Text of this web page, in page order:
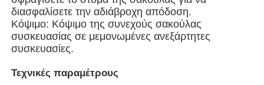
Νέα
Υποθέσεις
διασφαλίσετε την αδιάβροχη απόδοση.
Κόψιμο: Κόψιμο της συνεχούς σακούλας
συσκευασίας σε μεμονωμένες ανεξάρτητες
συσκευασίες.
Τεχνικές παραμέτρους